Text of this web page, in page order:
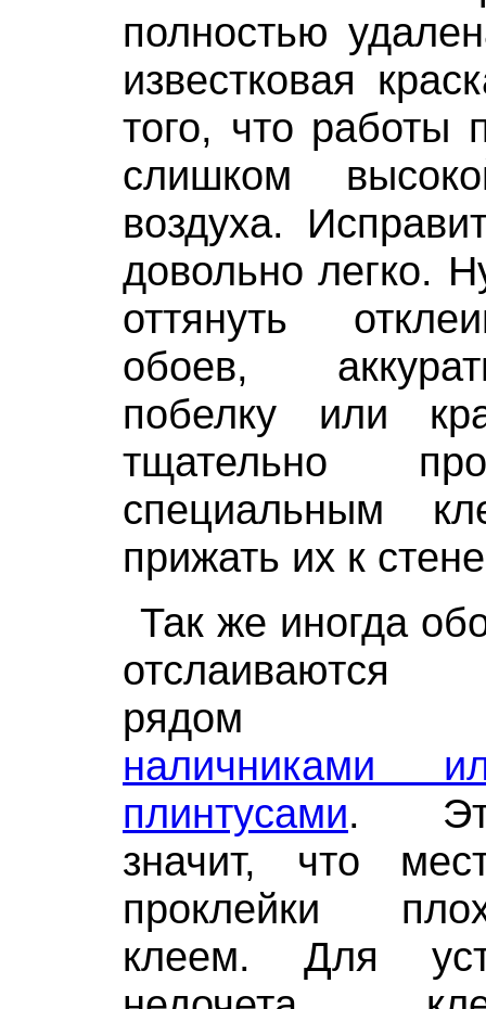
полностью
известковая
того, что работы
слишком
воздуха.
довольно легко.
оттянуть
обоев,
побелку или
тщательно
специальным
прижать их к
Так же иногда
отслаиваются
рядом
наличниками
плинтусами.
значит, что
проклейки
клеем. Для